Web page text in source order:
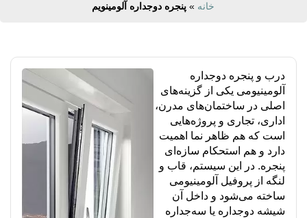
خانه » پنجره دوجداره آلومینویم
درب و پنجره دوجداره
آلومینیومی یکی از گزینه‌های
اصلی در ساختمان‌های مدرن،
اداری، تجاری و پروژه‌هایی
است که هم ظاهر نما اهمیت
دارد و هم استحکام سازه‌ای
پنجره. در این سیستم، قاب و
لنگه از پروفیل آلومینیومی
ساخته می‌شود و داخل آن
شیشه دوجداره یا سه‌جداره